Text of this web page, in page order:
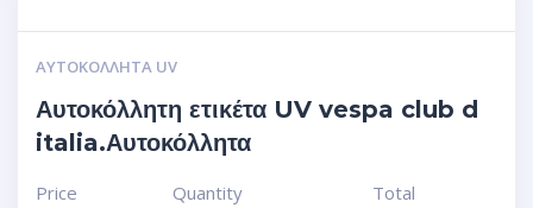
ΑΥΤΟΚΌΛΛΗΤΑ UV
Αυτοκόλλητη ετικέτα UV vespa club d
italia.Αυτοκόλλητα
Price
Quantity
Total